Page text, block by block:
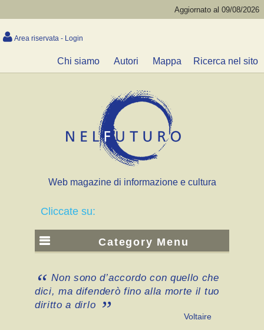
Aggiornato al 09/08/2026
Area riservata - Login
Chi siamo Autori Mappa Ricerca nel sito
Web magazine di informazione e cultura
Cliccate su:
Category Menu
Non sono d’accordo con quello che
dici, ma difenderò fino alla morte il tuo
diritto a dirlo
Voltaire